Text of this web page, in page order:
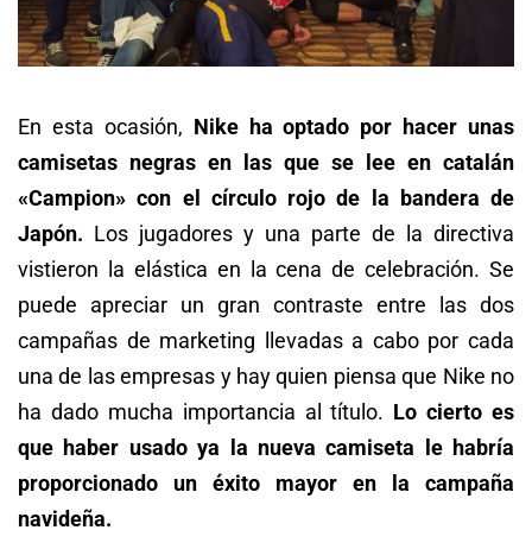
En esta ocasión, Nike ha optado por hacer unas
camisetas negras en las que se lee en catalán
«Campion» con el círculo rojo de la bandera de
Japón. Los jugadores y una parte de la directiva
vistieron la elástica en la cena de celebración. Se
puede apreciar un gran contraste entre las dos
campañas de marketing llevadas a cabo por cada
una de las empresas y hay quien piensa que Nike no
ha dado mucha importancia al título. Lo cierto es
que haber usado ya la nueva camiseta le habría
proporcionado un éxito mayor en la campaña
navideña.